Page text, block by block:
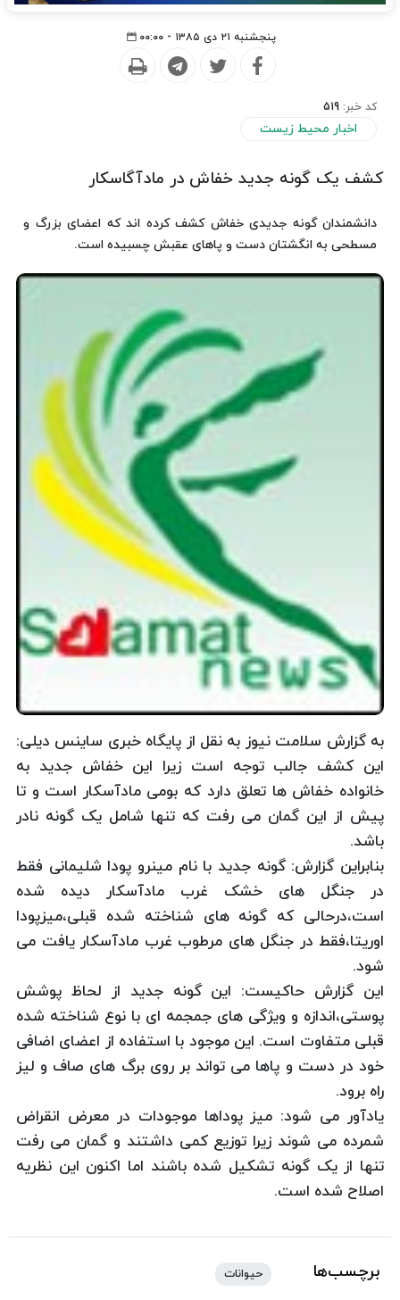
پنجشنبه ۲۱ دی ۱۳۸۵ - ۰۰:۰۰
کد خبر: 519
اخبار محیط زیست
کشف یک گونه جدید خفاش در مادآگاسکار
دانشمندان گونه جدیدی خفاش کشف کرده اند که اعضای بزرگ و
مسطحی به انگشتان دست و پاهای عقبش چسبیده است.
به گزارش سلامت نیوز به نقل از پایگاه خبری ساینس دیلی:
این کشف جالب توجه است زیرا این خفاش جدید به
خانواده خفاش ها تعلق دارد که بومی مادآسکار است و تا
پیش از این گمان می رفت که تنها شامل یک گونه نادر
باشد.
بنابراین گزارش: گونه جدید با نام مینرو پودا شلیمانی فقط
در جنگل های خشک غرب مادآسکار دیده شده
است،درحالی که گونه های شناخته شده قبلی،میزپودا
اوریتا،فقط در جنگل های مرطوب غرب مادآسکار یافت می
شود.
این گزارش حاکیست: این گونه جدید از لحاظ پوشش
پوستی،اندازه و ویژگی های جمجمه ای با نوع شناخته شده
قبلی متفاوت است. این موجود با استفاده از اعضای اضافی
خود در دست و پاها می تواند بر روی برگ های صاف و لیز
راه برود.
یادآور می شود: میز پوداها موجودات در معرض انقراض
شمرده می شوند زیرا توزیع کمی داشتند و گمان می رفت
تنها از یک گونه تشکیل شده باشند اما اکنون این نظریه
اصلاح شده است.
برچسب‌ها حیوانات